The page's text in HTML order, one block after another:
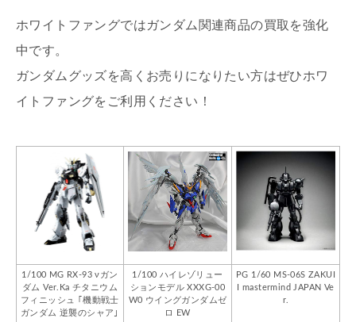
ホワイトファングではガンダム関連商品の買取を強化
中です。
ガンダムグッズを高くお売りになりたい方はぜひホワ
イトファングをご利用ください！
1/100 MG RX-93 νガン
ダム Ver.Ka チタニウム
フィニッシュ ｢機動戦士
ガンダム 逆襲のシャア｣
1/100 ハイレゾリュー
ションモデル XXXG-00
W0 ウイングガンダムゼ
ロ EW
PG 1/60 MS-06S ZAKUI
I mastermind JAPAN Ve
r.